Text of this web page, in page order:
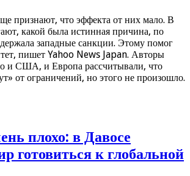
признают, что эффекта от них мало. В
какой была истинная причина, по
западные санкции. Этому помог
пишет Yahoo News Japan. Авторы
и США, и Европа рассчитывали, что
от ограничений, но этого не произошло.
плохо: в Давосе
готовиться к глобальной